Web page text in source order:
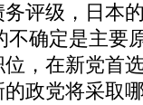
评级，日本
确定是主要
，在新党首
政党将采取